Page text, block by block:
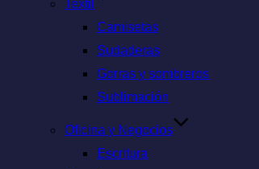
Textil
Camisetas
Sudaderas
Gorras y sombreros
Sublimación
Oficina y Negocios
Escritura